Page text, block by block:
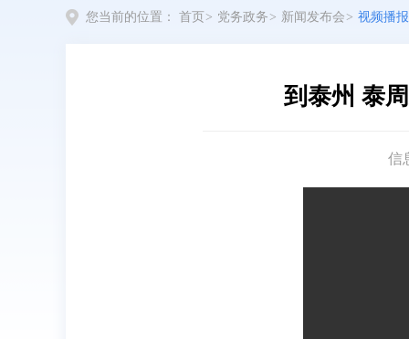
您当前的位置： 首页 > 党务政务 > 新闻发布会 > 视频播报
到泰州 泰
信